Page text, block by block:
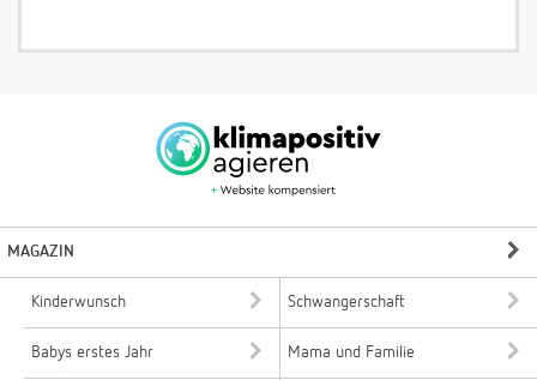
MAGAZIN
Kinderwunsch Schwangerschaft
Babys erstes Jahr Mama und Familie